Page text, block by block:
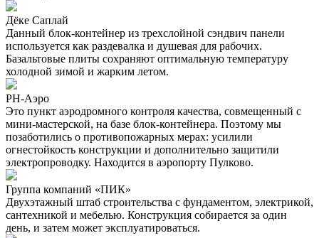
Дёке Саплай
Данный блок-контейнер из трехслойной сэндвич панели
используется как раздевалка и душевая для рабочих.
Базальтовые плиты сохраняют оптимальную температуру
холодной зимой и жарким летом.
РН-Аэро
Это пункт аэродромного контроля качества, совмещенный с
мини-мастерской, на базе блок-контейнера. Поэтому мы
позаботились о противопожарных мерах: усилили
огнестойкость конструкции и дополнительно защитили
электропроводку. Находится в аэропорту Пулково.
Группа компаний «ПИК»
Двухэтажный штаб строительства с фундаментом, электрикой,
сантехникой и мебелью. Конструкция собирается за один
день, и затем может эксплуатироваться.